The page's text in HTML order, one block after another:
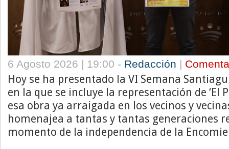
6 Agosto 2026 | 19:00 - Redacción |
Hoy se ha presentado la VI Semana
en la que se incluye la representación de ‘El
esa obra ya arraigada en los vecinos y
homenajea a tantas y tantas generaciones
momento de la independencia de la